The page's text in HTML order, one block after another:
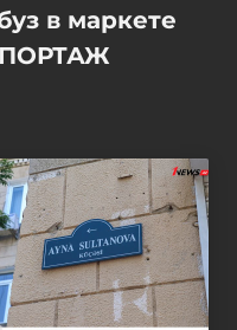
в маркете